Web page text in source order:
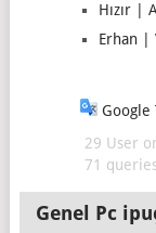
Hızır |
Erhan |
Google
29 User
71
Genel Pc